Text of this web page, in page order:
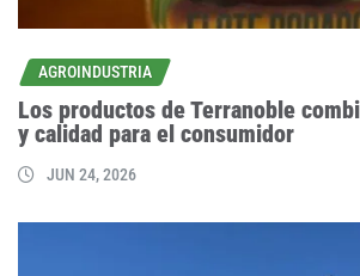
AGROINDUSTRIA
Los productos de Terranoble
y calidad para el consumidor
JUN 24, 2026